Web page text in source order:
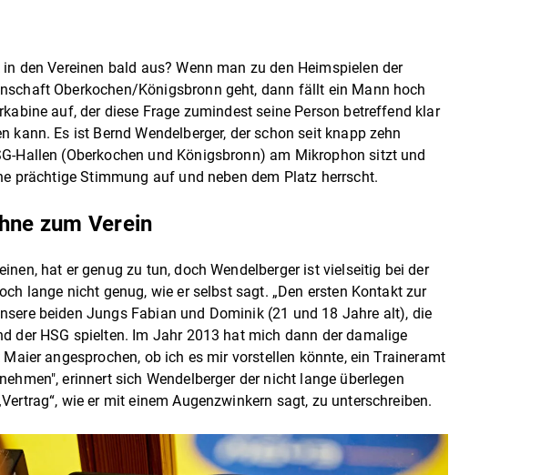
den Vereinen bald aus? Wenn man zu den Heimspielen der
Oberkochen/Königsbronn geht, dann fällt ein Mann hoch
auf, der diese Frage zumindest seine Person betreffend klar
kann. Es ist Bernd Wendelberger, der schon seit knapp zehn
Hallen (Oberkochen und Königsbronn) am Mikrophon sitzt und
prächtige Stimmung auf und neben dem Platz herrscht.
zum Verein
hat er genug zu tun, doch Wendelberger ist vielseitig bei der
lange nicht genug, wie er selbst sagt. „Den ersten Kontakt zur
beiden Jungs Fabian und Dominik (21 und 18 Jahre alt), die
der HSG spielten. Im Jahr 2013 hat mich dann der damalige
angesprochen, ob ich es mir vorstellen könnte, ein Traineramt
erinnert sich Wendelberger der nicht lange überlegen
wie er mit einem Augenzwinkern sagt, zu unterschreiben.